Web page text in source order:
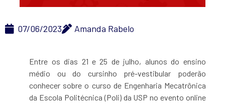
07/06/2023 Amanda Rabelo
Entre os dias 21 e 25 de julho, alunos do ensino
médio ou do cursinho pré-vestibular poderão
conhecer sobre o curso de Engenharia Mecatrônica
da Escola Politécnica (Poli) da USP no evento online